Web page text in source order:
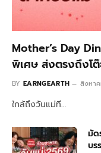
Mother’s Day
พิเศษ ส่งตรงถึงโต๊
BY EARNGEARTH สิงหา
ใกล้ถึงวันแม่ที…
มัด
บร